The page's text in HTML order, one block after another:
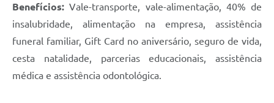
Benefícios:Vale-transporte, vale-alimentação, 40% de
insalubridade, alimentação na empresa, assistência
funeral familiar, Gift Card no aniversário, seguro de vida,
cesta natalidade, parcerias educacionais, assistência
médica e assistência odontológica.